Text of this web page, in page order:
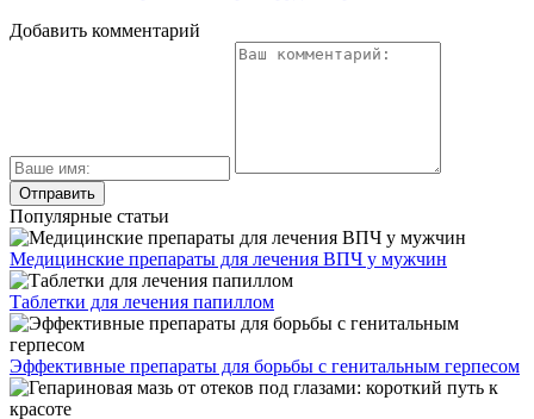
Добавить комментарий
Популярные статьи
Медицинские препараты для лечения ВПЧ у мужчин
Таблетки для лечения папиллом
Эффективные препараты для борьбы с генитальным герпесом